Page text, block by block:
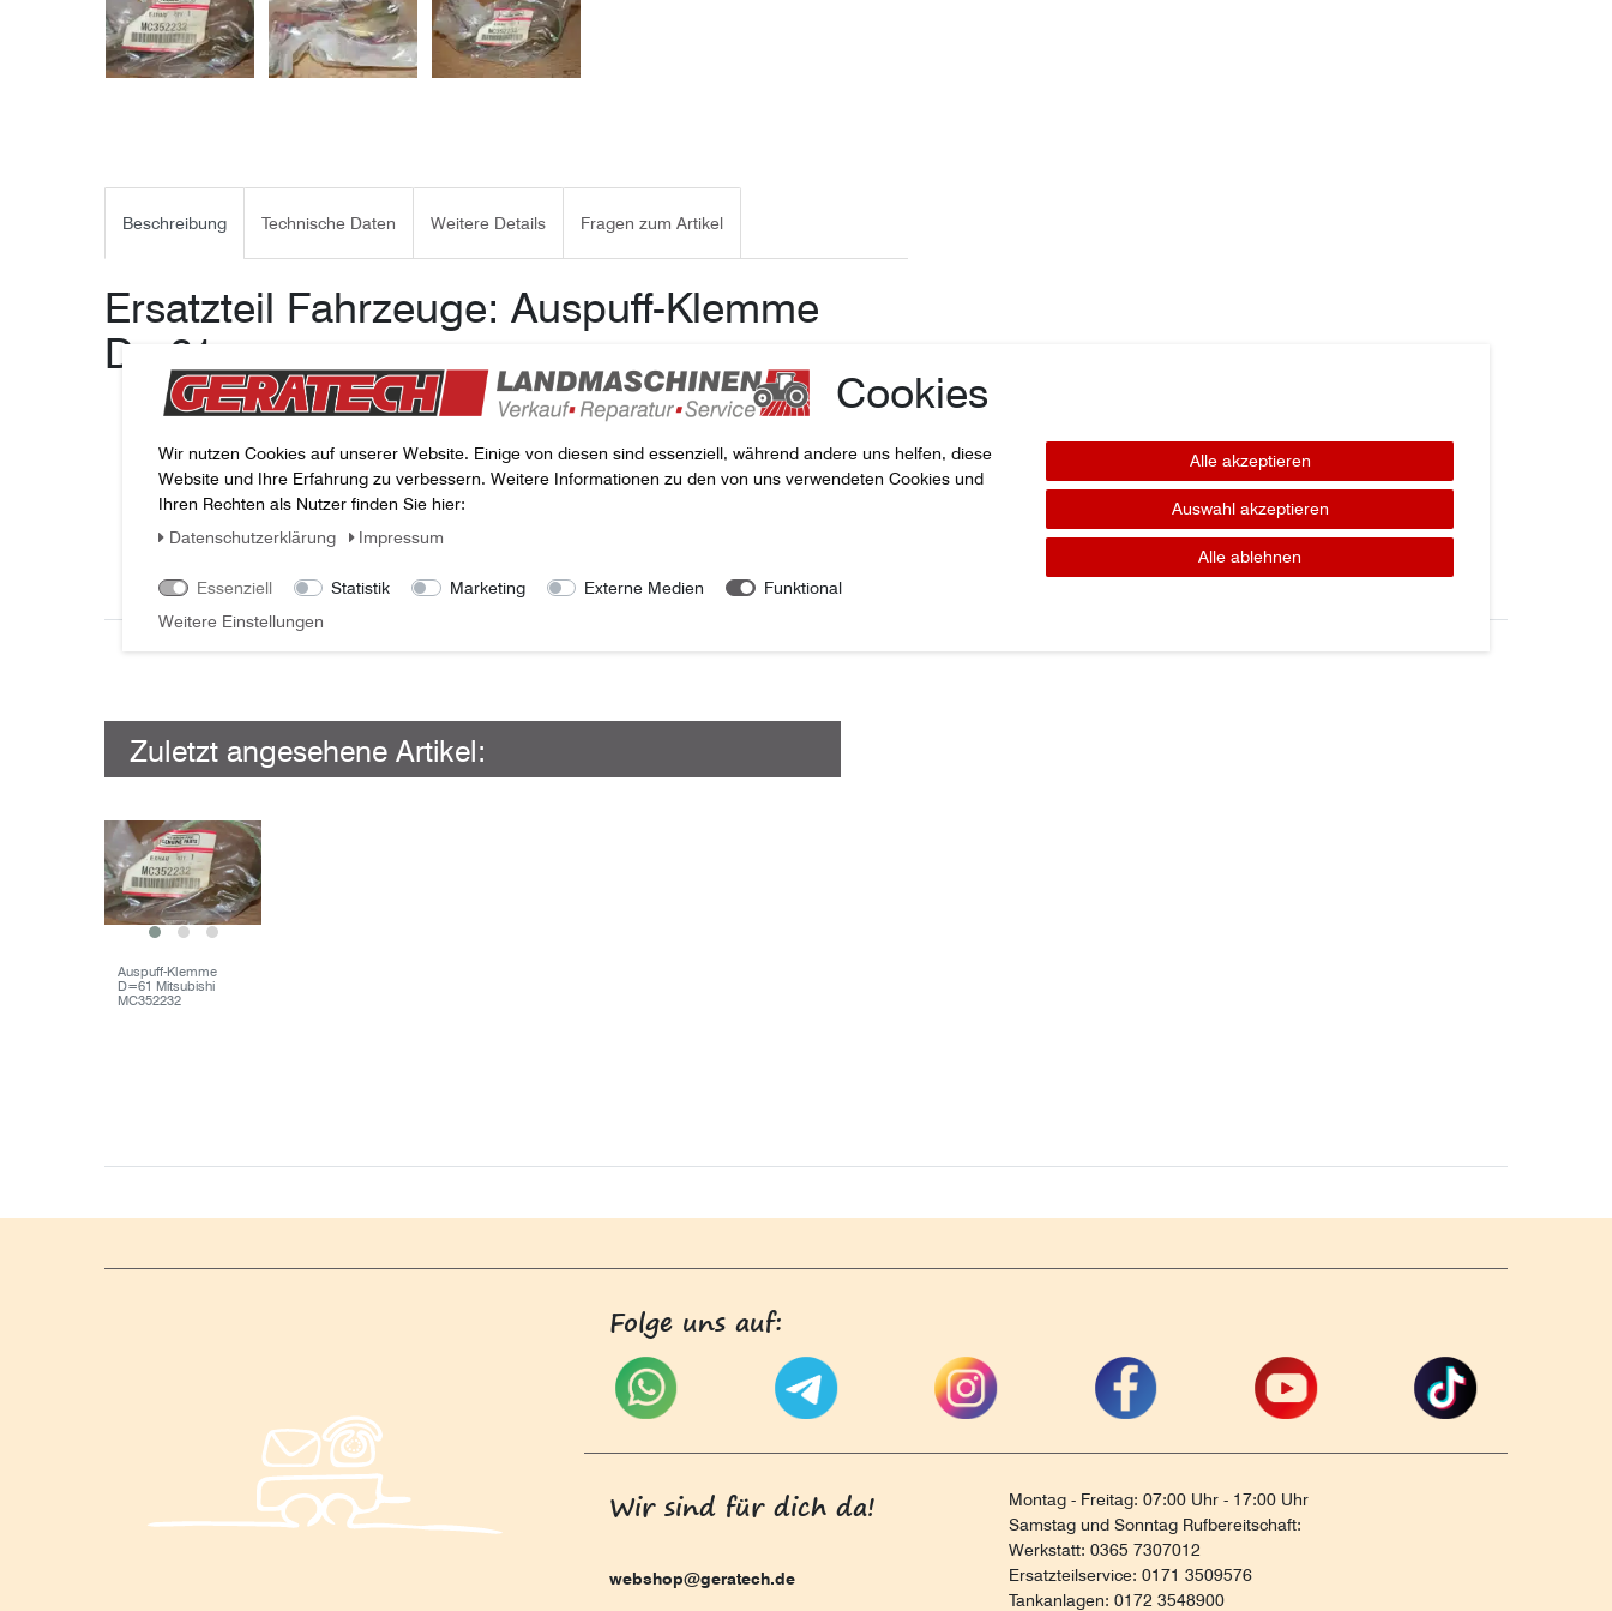
Beschreibung Technische Daten Weitere Details Fragen zum Artikel
Ersatzteil Fahrzeuge: Auspuff-Klemme
D=61
Hersteller: Mitsubishi,
Ersatzteilnummer: MC352232,
original, neuwertig,
für Fahrzeuge
Zuletzt angesehene Artikel:
Auspuff-Klemme
D=61 Mitsubishi
MC352232
Folge uns auf:
Wir sind für dich da!
webshop@geratech.de
Montag - Freitag: 07:00 Uhr - 17:00 Uhr
Samstag und Sonntag Rufbereitschaft:
Werkstatt: 0365 7307012
Ersatzteilservice: 0171 3509576
Tankanlagen: 0172 3548900
Cookies
Wir nutzen Cookies auf unserer Website. Einige von diesen sind essenziell, während andere uns helfen, diese
Website und Ihre Erfahrung zu verbessern. Weitere Informationen zu den von uns verwendeten Cookies und
Ihren Rechten als Nutzer finden Sie hier:
Daten­schutz­erklärung
Impressum
Essenziell Statistik Marketing Externe Medien
Funktional
Weitere Einstellungen
Alle akzeptieren
Auswahl akzeptieren
Alle ablehnen